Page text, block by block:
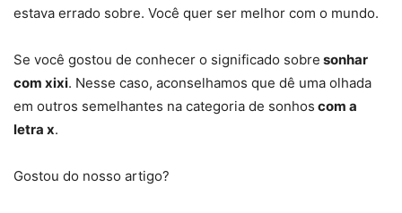
estava errado sobre. Você quer ser melhor com o mundo.
Se você gostou de conhecer o significado sobre sonhar
com xixi. Nesse caso, aconselhamos que dê uma olhada
em outros semelhantes na categoria de sonhos com a
letra x.
Gostou do nosso artigo?